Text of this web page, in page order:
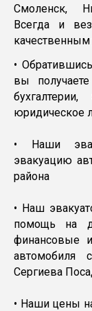
Смоленск,
Всегда и
качественным
•
вы
юридическое
• Наши
эвакуацию
района
• Наш
помощь на
финансовые
Сергиева
• Наши цены